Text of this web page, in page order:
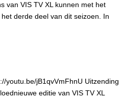
VIS TV XL kunnen met het
derde deel van dit seizoen. In
youtu.be/jB1qvVmFhnU Uitzending
editie van VIS TV XL